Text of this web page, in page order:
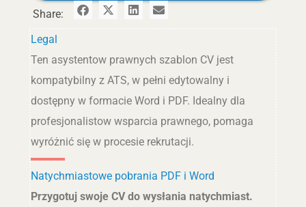
Share:
Legal
Ten asystentow prawnych szablon CV jest
kompatybilny z ATS, w pełni edytowalny i
dostępny w formacie Word i PDF. Idealny dla
profesjonalistow wsparcia prawnego, pomaga
wyróżnić się w procesie rekrutacji.
Natychmiastowe pobrania PDF i Word
Przygotuj swoje CV do wysłania natychmiast.